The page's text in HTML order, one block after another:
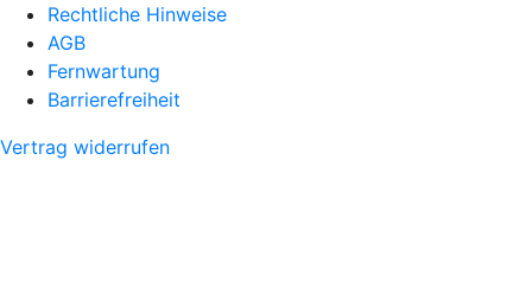
Rechtliche Hinweise
AGB
Fernwartung
Barrierefreiheit
Vertrag widerrufen